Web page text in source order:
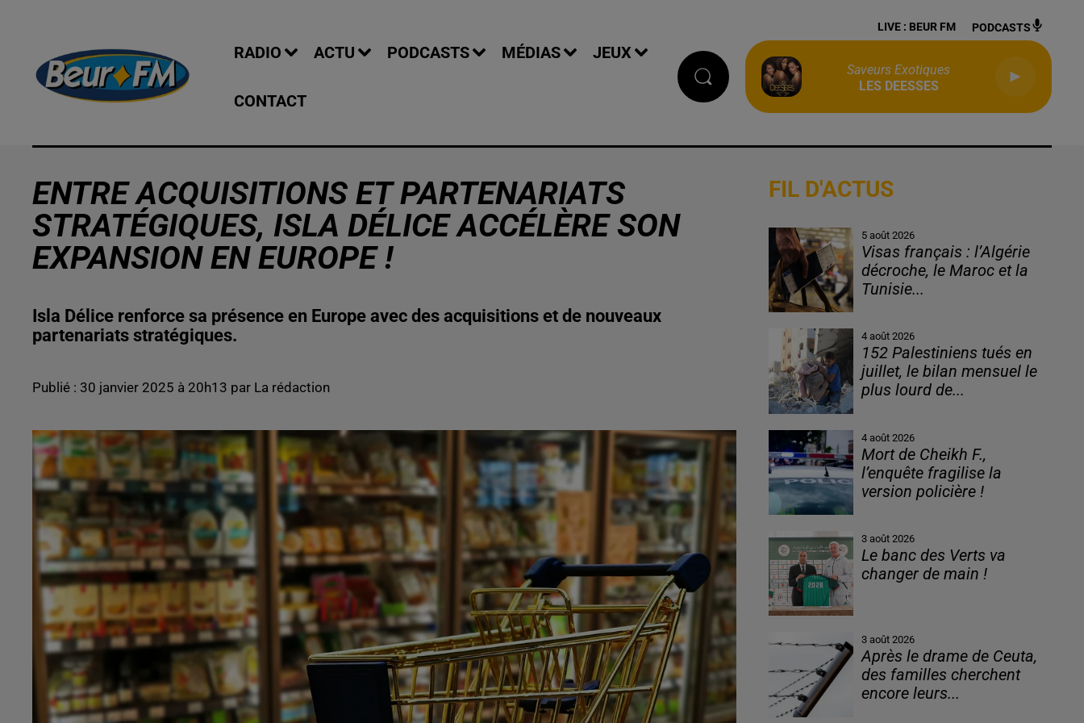
RADIO ACTU PODCASTS MÉDIAS JEUX
CONTACT
LIVE : BEUR FM PODCASTS
Saveurs Exotiques
LES DEESSES
ENTRE ACQUISITIONS ET PARTENARIATS
STRATÉGIQUES, ISLA DÉLICE ACCÉLÈRE SON
EXPANSION EN EUROPE !
Isla Délice renforce sa présence en Europe avec des acquisitions et de nouveaux
partenariats stratégiques.
Publié : 30 janvier 2025 à 20h13 par La rédaction
FIL D'ACTUS
5 août 2026
Visas français : l’Algérie
décroche, le Maroc et la
Tunisie...
4 août 2026
152 Palestiniens tués en
juillet, le bilan mensuel le
plus lourd de...
4 août 2026
Mort de Cheikh F.,
l’enquête fragilise la
version policière !
3 août 2026
Le banc des Verts va
changer de main !
3 août 2026
Après le drame de Ceuta,
des familles cherchent
encore leurs...